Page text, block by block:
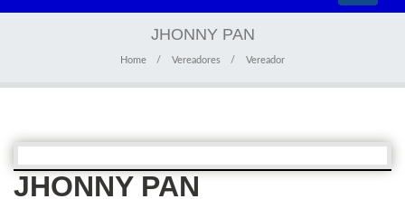
JHONNY PAN
Home Vereadores Vereador
JHONNY PAN